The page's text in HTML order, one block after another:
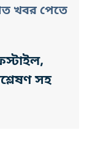
খবর পেতে
সহ